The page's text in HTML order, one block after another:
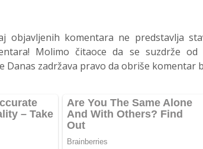
objavljenih komentara ne predstavlja
Molimo čitaoce da se suzdrže
Danas zadržava pravo da obriše komentar